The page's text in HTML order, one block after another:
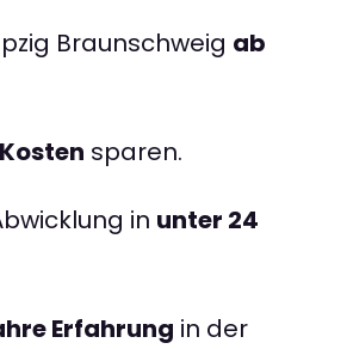
Braunschweig ab
sparen.
in unter 24
Erfahrung in der